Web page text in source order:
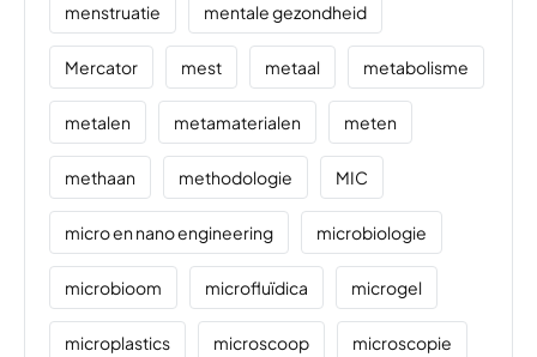
menstruatie mentale gezondheid
Mercator mest metaal metabolisme
metalen metamaterialen meten
methaan methodologie MIC
micro en nano engineering microbiologie
microbioom microfluïdica microgel
microplastics microscoop microscopie